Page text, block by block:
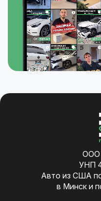
ООО
УНП
Авто из США
в Минск и